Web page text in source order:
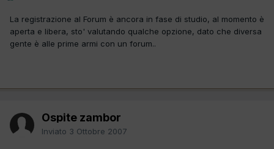
La registrazione al Forum è ancora in fase di studio, al momento è
aperta e libera, sto' valutando qualche opzione, dato che diversa
gente è alle prime armi con un forum..
Ospite zambor
Inviato 3 Ottobre 2007